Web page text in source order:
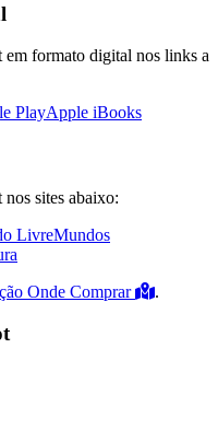
formato digital nos links a
PlayApple iBooks
sites abaixo:
LivreMundos
Onde Comprar .